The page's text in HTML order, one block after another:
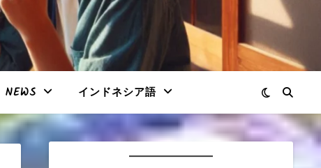
NEWS インドネシア語